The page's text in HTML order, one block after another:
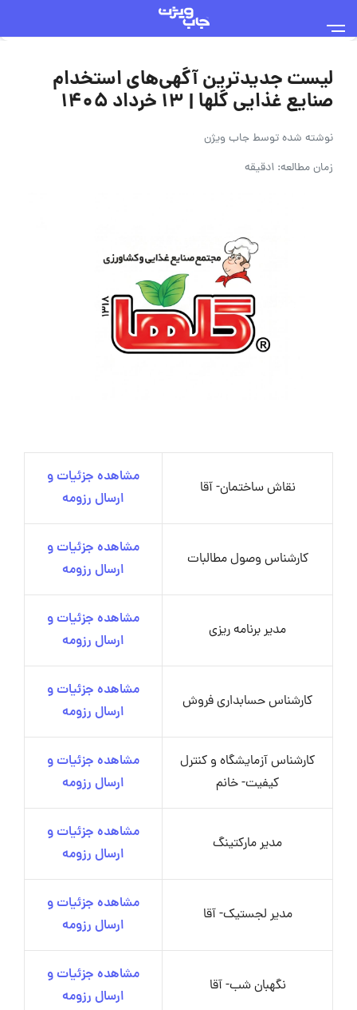
لیست جدیدترین آگهی‌های استخدام
صنایع غذایی گلها | ۱۳ خرداد ۱۴۰۵
نوشته شده توسطجاب ویژن
زمان مطالعه: 1دقیقه
نقاش ساختمان- آقا
مشاهده جزئیات و
ارسال رزومه
کارشناس وصول مطالبات
مشاهده جزئیات و
ارسال رزومه
مدیر برنامه ریزی
مشاهده جزئیات و
ارسال رزومه
کارشناس حسابداری فروش
مشاهده جزئیات و
ارسال رزومه
کارشناس آزمایشگاه و کنترل
کیفیت- خانم
مشاهده جزئیات و
ارسال رزومه
مدیر مارکتینگ
مشاهده جزئیات و
ارسال رزومه
مدیر لجستیک- آقا
مشاهده جزئیات و
ارسال رزومه
نگهبان شب- آقا
مشاهده جزئیات و
ارسال رزومه